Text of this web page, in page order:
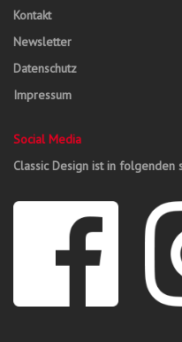
Kontakt
Newsletter
Datenschutz
Impressum
Social Media
Classic Design ist in